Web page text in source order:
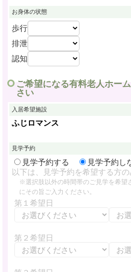
お身体の状態
歩行
排泄
認知
ご希望になる有料老人ホー
さい
入居希望施設
ふじロマンス
見学予約
見学予約する
見学予約し
以下は、見学予約を希望する方の
※選択肢以外の時間帯のご見学を希望
にその旨ご入力ください。
第１希望日
第２希望日